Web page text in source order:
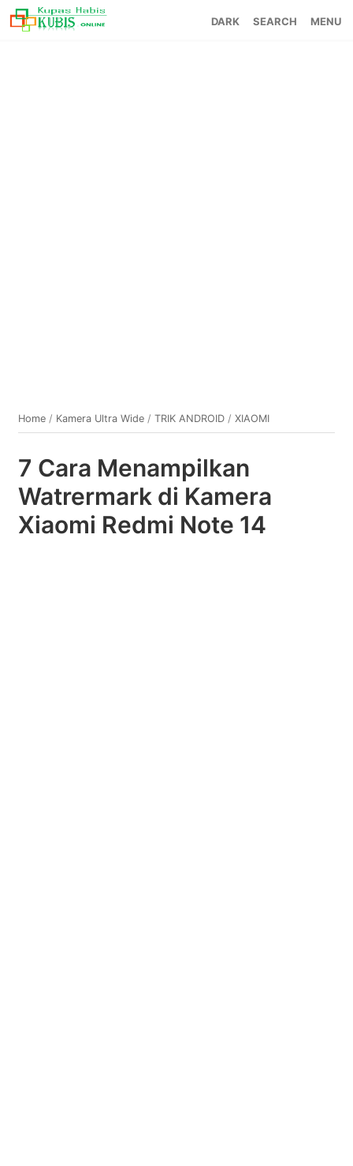
SEARCH MENU
Home / Kamera Ultra Wide /TRIK ANDROID /XIAOMI
7 Cara Menampilkan
Watrermark di Kamera
Xiaomi Redmi Note 14